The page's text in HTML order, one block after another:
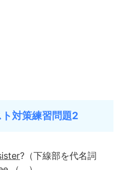
対策練習問題2
?（下線部を代名詞